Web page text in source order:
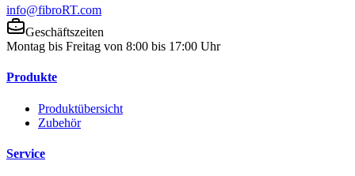
info@fibroRT.com
Geschäftszeiten
Montag bis Freitag von 8:00 bis 17:00 Uhr
Produkte
Produktübersicht
Zubehör
Service